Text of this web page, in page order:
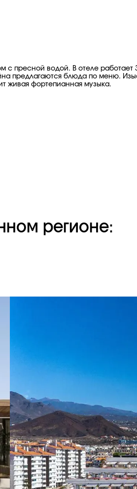
с пресной водой. В отеле
предлагаются блюда по меню.
живая фортепианная музыка.
регионе: